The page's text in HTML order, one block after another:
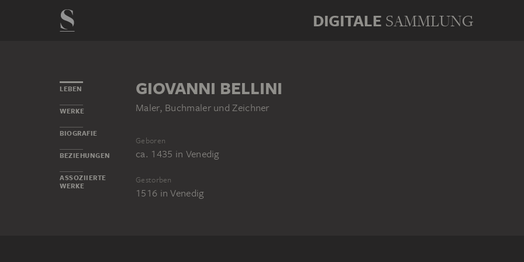
DIGITALE SAMMLUNG
LEBEN
WERKE
BIOGRAFIE
BEZIEHUNGEN
ASSOZIIERTE
WERKE
GIOVANNI BELLINI
Maler, Buchmaler und Zeichner
Geboren
ca. 1435 in Venedig
Gestorben
1516 inVenedig